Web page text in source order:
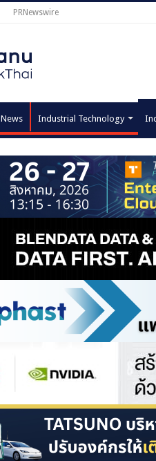
PRNewswire
News Industrial Technology